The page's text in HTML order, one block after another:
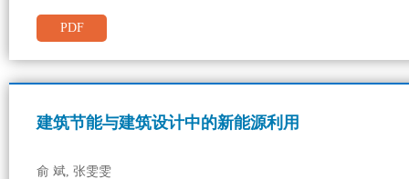
PDF
建筑节能与建筑设计中的新能源利用
俞 斌, 张雯雯